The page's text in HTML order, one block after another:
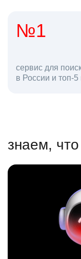
работы
в мире ***
знаем,